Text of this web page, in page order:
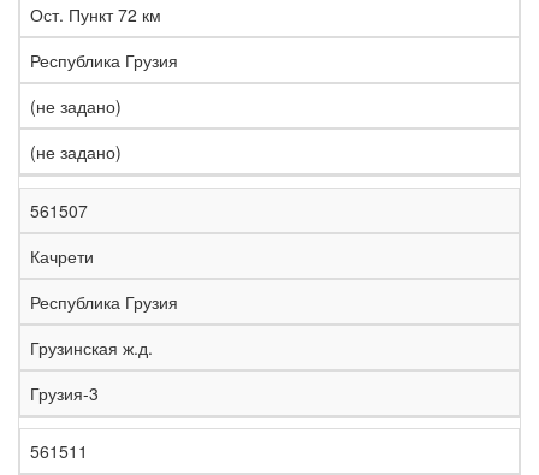
Ост. Пункт 72 км
Республика Грузия
(не задано)
(не задано)
561507
Качрети
Республика Грузия
Грузинская ж.д.
Грузия-3
561511